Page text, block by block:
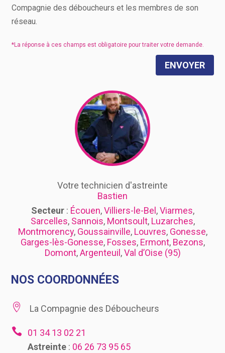
Compagnie des déboucheurs et les membres de son
réseau.
ENVOYER
Votre technicien d'astreinte
Bastien
Secteur: Écouen,Villiers-le-Bel ,Viarmes,
Sarcelles, Sannois, Montsoult, Luzarches,
Montmorency, Goussainville, Louvres, Gonesse,
Garges-lès-Gonesse, Fosses, Ermont, Bezons,
Domont,Argenteuil ,Val d’Oise (95)
NOS COORDONNÉES
 La Compagnie des Déboucheurs

01 34 13 02 21
Astreinte: 06 26 73 95 65